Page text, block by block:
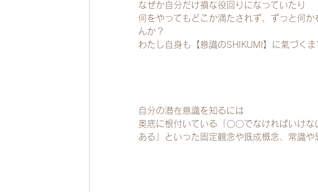
なぜか自分だけ損な役回りになっていたり
何をやってもどこか満たされず、ずっと何
んか？
わたし自身も【意識のSHIKUMI】に氣づくま
自分の潜在意識を知るには
奥底に根付いている「〇〇でなければいけ
ある」といった固定観念や既成概念、常識や